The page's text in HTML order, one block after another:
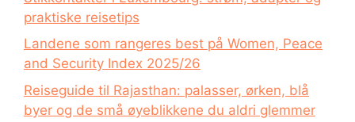
praktiske reisetips
Landene som rangeres best på Women, Peace
and Security Index 2025/26
Reiseguide til Rajasthan: palasser, ørken, blå
byer og de små øyeblikkene du aldri glemmer